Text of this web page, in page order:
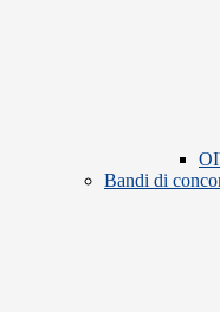
Bandi di